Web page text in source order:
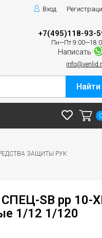
Вход
+7(495)118-93-
Пн—Пт
Написать
Найти
ЗАЩИТЫ РУК
SB рр 10-
1/12 1/120